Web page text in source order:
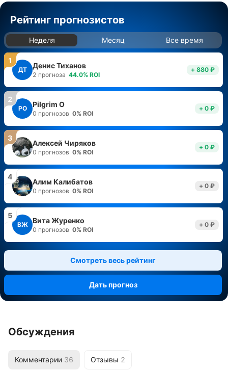
Рейтинг прогнозистов
Неделя Месяц Все время
1
ДТ Денис Тиханов
2 прогноза 44.0% ROI
+ 880 ₽
2
PO Pilgrim O
0 прогнозов 0% ROI
+ 0 ₽
3
Алексей Чиряков
0 прогнозов 0% ROI
+ 0 ₽
4
Алим Калибатов
0 прогнозов 0% ROI
+ 0 ₽
5
ВЖ Вита Журенко
0 прогнозов 0% ROI
+ 0 ₽
Смотреть весь рейтинг
Дать прогноз
Обсуждения
Комментарии 36 Отзывы 2